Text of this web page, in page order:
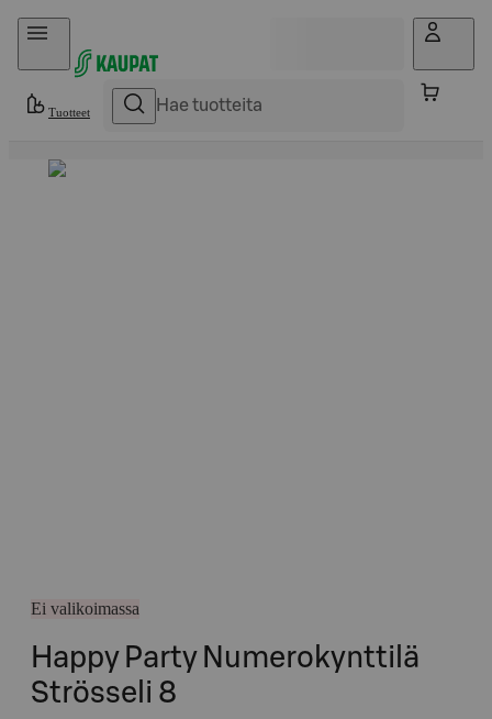
Hyppää sisältöön
Tuotteet
Ei valikoimassa
Happy Party Numerokynttilä
Strösseli 8